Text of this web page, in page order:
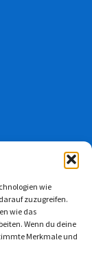
wie
zuzugreifen.
wie das
Wenn du deine
Merkmale und